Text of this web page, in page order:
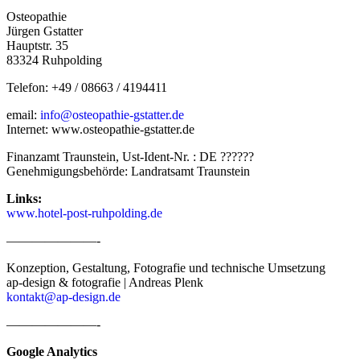
Osteopathie
Jürgen Gstatter
Hauptstr. 35
83324 Ruhpolding
Telefon: +49 / 08663 / 4194411
email: info@osteopathie-gstatter.de
Internet: www.osteopathie-gstatter.de
Finanzamt Traunstein, Ust-Ident-Nr. : DE ??????
Genehmigungsbehörde: Landratsamt Traunstein
Links:
www.hotel-post-ruhpolding.de
———————-
Konzeption, Gestaltung, Fotografie und technische Umsetzung
ap-design & fotografie | Andreas Plenk
kontakt@ap-design.de
———————-
Google Analytics